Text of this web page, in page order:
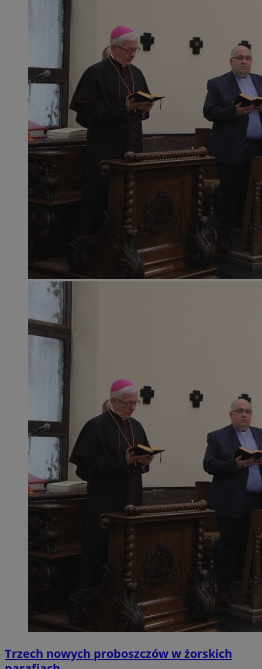
Trzech nowych proboszczów w żorskich